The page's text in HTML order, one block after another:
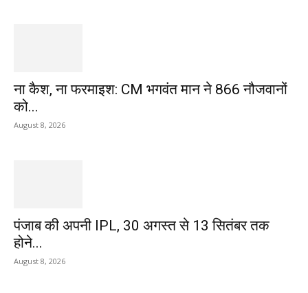
ना कैश, ना फरमाइश: CM भगवंत मान ने 866 नौजवानों
को...
August 8, 2026
पंजाब की अपनी IPL, 30 अगस्त से 13 सितंबर तक
होने...
August 8, 2026